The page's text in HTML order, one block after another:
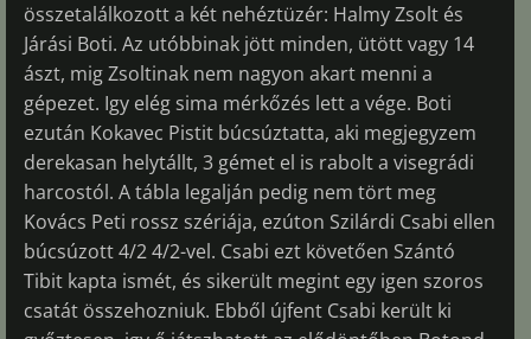
összetalálkozott a két nehéztüzér: Halmy Zsolt és
Járási Boti. Az utóbbinak jött minden, ütött vagy 14
ászt, mig Zsoltinak nem nagyon akart menni a
gépezet. Igy elég sima mérkőzés lett a vége. Boti
ezután Kokavec Pistit búcsúztatta, aki megjegyzem
derekasan helytállt, 3 gémet el is rabolt a visegrádi
harcostól. A tábla legalján pedig nem tört meg
Kovács Peti rossz szériája, ezúton Szilárdi Csabi ellen
búcsúzott 4/2 4/2-vel. Csabi ezt követően Szántó
Tibit kapta ismét, és sikerült megint egy igen szoros
csatát összehozniuk. Ebből újfent Csabi került ki